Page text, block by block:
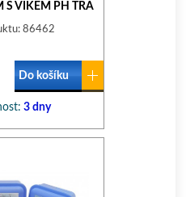
S VÍKEM PH TRA
86462
Do košíku
3 dny